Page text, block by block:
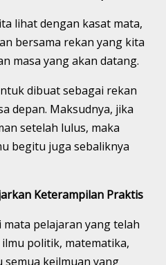
lihat dengan kasat mata,
bersama rekan yang kita
masa yang akan datang.
dibuat sebagai rekan
depan. Maksudnya, jika
setelah lulus, maka
begitu juga sebaliknya
Keterampilan Praktis
pelajaran yang telah
politik, matematika,
keilmuan yang